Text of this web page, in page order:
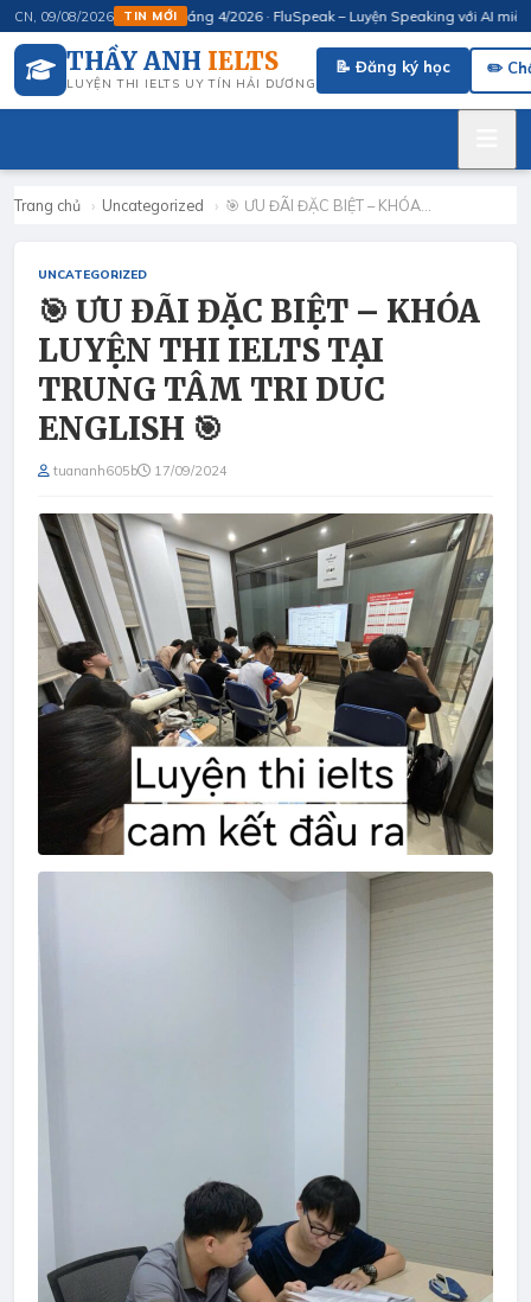
CN, 09/08/2026 TIN MỚI
giảng IELTS 6.5 tháng 4/2026 · FluSpeak – Luyện Speaking với AI miễn phí
THẦY ANH IELTS
LUYỆN THI IELTS UY TÍN HẢI DƯƠNG
📝 Đăng ký học ✏️
Trang chủ › Uncategorized › 🎯 ƯU ĐÃI ĐẶC BIỆT – KHÓA…
UNCATEGORIZED
🎯 ƯU ĐÃI ĐẶC BIỆT – KHÓA
LUYỆN THI IELTS TẠI
TRUNG TÂM TRI DUC
ENGLISH 🎯
tuananh605b 17/09/2024